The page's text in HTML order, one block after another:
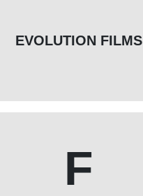
EVOLUTION FILMS
F